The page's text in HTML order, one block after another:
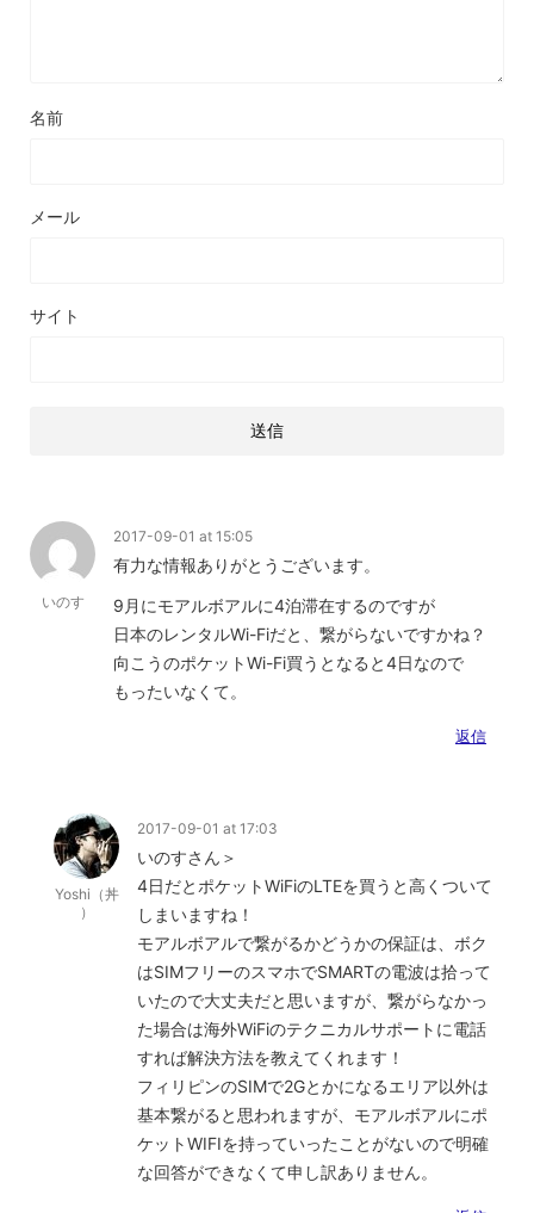
名前
メール
サイト
いのす
2017-09-01 at 15:05
有力な情報ありがとうございます。
9月にモアルボアルに4泊滞在するのですが
日本のレンタルWi-Fiだと、繋がらないですかね？
向こうのポケットWi-Fi買うとなると4日なので
もったいなくて。
返信
Yoshi（丼
）
2017-09-01 at 17:03
いのすさん＞
4日だとポケットWiFiのLTEを買うと高くついて
しまいますね！
モアルボアルで繋がるかどうかの保証は、ボク
はSIMフリーのスマホでSMARTの電波は拾って
いたので大丈夫だと思いますが、繋がらなかっ
た場合は海外WiFiのテクニカルサポートに電話
すれば解決方法を教えてくれます！
フィリピンのSIMで2Gとかになるエリア以外は
基本繋がると思われますが、モアルボアルにポ
ケットWIFIを持っていったことがないので明確
な回答ができなくて申し訳ありません。